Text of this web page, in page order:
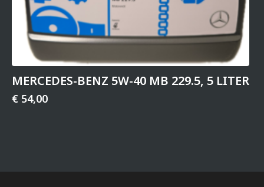
MERCEDES-BENZ 5W-40 MB 229.5, 5 LITER
€ 54,00